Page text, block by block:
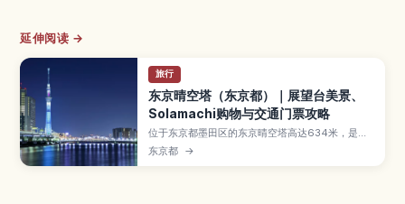
延伸阅读 →
旅行
东京晴空塔（东京都）｜展望台美景、
Solamachi购物与交通门票攻略
位于东京都墨田区的东京晴空塔高达634米，是东
京地标性建筑兼电波塔，也是许多游客必访景点。
本文将介绍两层展望台的全景视野、东京晴空街道
东京都 →